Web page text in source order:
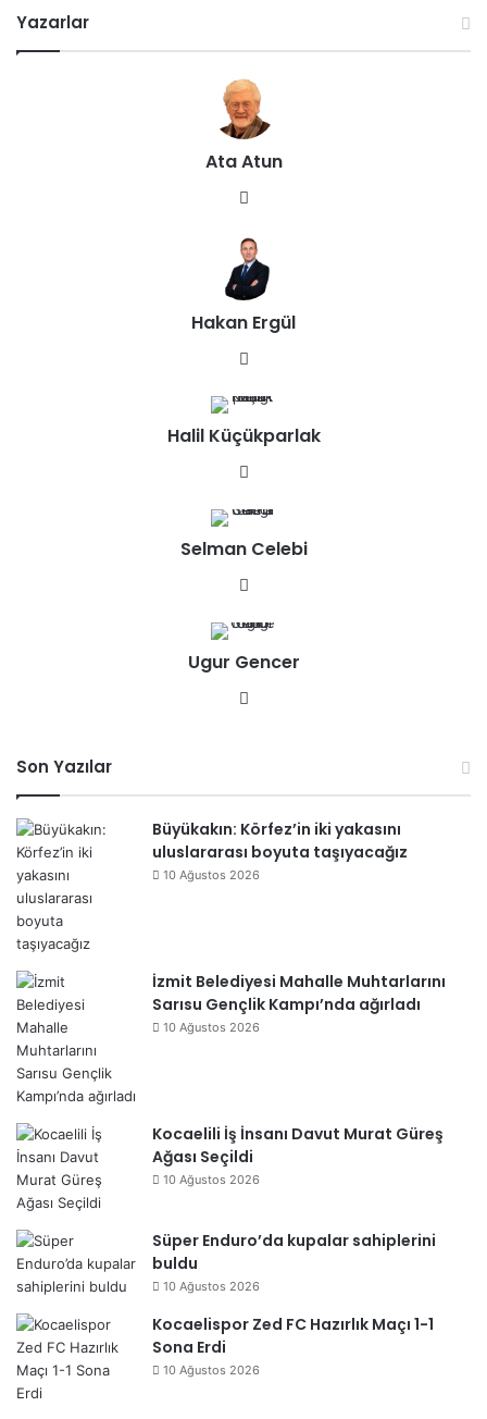
Yazarlar
Ata Atun
esi
Hakan Ergül
sit
esi
Halil Küçükparlak
sit
esi
Selman Celebi
sit
esi
Ugur Gencer
Son Yazılar
Büyükakın: Körfez’in iki yakasını
uluslararası boyuta taşıyacağız
10 Ağustos 2026
İzmit Belediyesi Mahalle Muhtarlarını
Sarısu Gençlik Kampı’nda ağırladı
10 Ağustos 2026
Kocaelili İş İnsanı Davut Murat Güreş
Ağası Seçildi
10 Ağustos 2026
Süper Enduro’da kupalar sahiplerini
buldu
10 Ağustos 2026
Kocaelispor Zed FC Hazırlık Maçı 1-1
Sona Erdi
10 Ağustos 2026